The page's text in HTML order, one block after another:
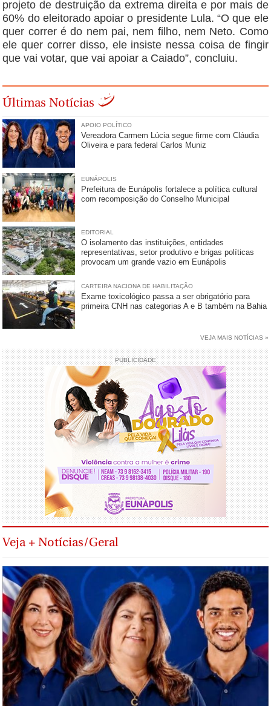
projeto de destruição da extrema direita e por mais de
60% do eleitorado apoiar o presidente Lula. “O que ele
quer correr é do nem pai, nem filho, nem Neto. Como
ele quer correr disso, ele insiste nessa coisa de fingir
que vai votar, que vai apoiar a Caiado”, concluiu.
Últimas Notícias
APOIO POLÍTICO
Vereadora Carmem Lúcia segue firme com Cláudia
Oliveira e para federal Carlos Muniz
EUNÁPOLIS
Prefeitura de Eunápolis fortalece a política cultural
com recomposição do Conselho Municipal
EDITORIAL
O isolamento das instituições, entidades
representativas, setor produtivo e brigas políticas
provocam um grande vazio em Eunápolis
CARTEIRA NACIONA DE HABILITAÇÃO
Exame toxicológico passa a ser obrigatório para
primeira CNH nas categorias A e B também na Bahia
VEJA MAIS NOTÍCIAS »
PUBLICIDADE
Veja + Notícias/Geral